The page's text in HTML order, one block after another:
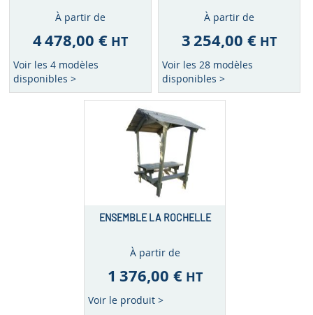
À partir de
4 478,00 € HT
Voir les 4 modèles
disponibles >
À partir de
3 254,00 € HT
Voir les 28 modèles
disponibles >
ENSEMBLE LA ROCHELLE
À partir de
1 376,00 € HT
Voir le produit >